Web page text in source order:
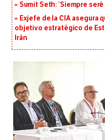
Sumit Seth: ‘Siempre
Exjefe de la CIA asegura
objetivo estratégico de
Irán